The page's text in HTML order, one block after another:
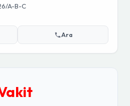
A-B-C
Ara